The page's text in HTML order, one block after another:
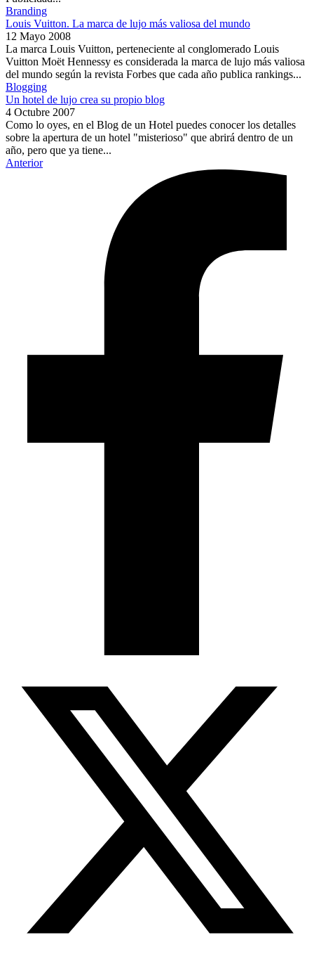
Branding
Louis Vuitton. La marca de lujo más valiosa del mundo
12 Mayo 2008
La marca Louis Vuitton, perteneciente al conglomerado Louis
Vuitton Moët Hennessy es considerada la marca de lujo más valiosa
del mundo según la revista Forbes que cada año publica rankings...
Blogging
Un hotel de lujo crea su propio blog
4 Octubre 2007
Como lo oyes, en el Blog de un Hotel puedes conocer los detalles
sobre la apertura de un hotel "misterioso" que abrirá dentro de un
año, pero que ya tiene...
Anterior